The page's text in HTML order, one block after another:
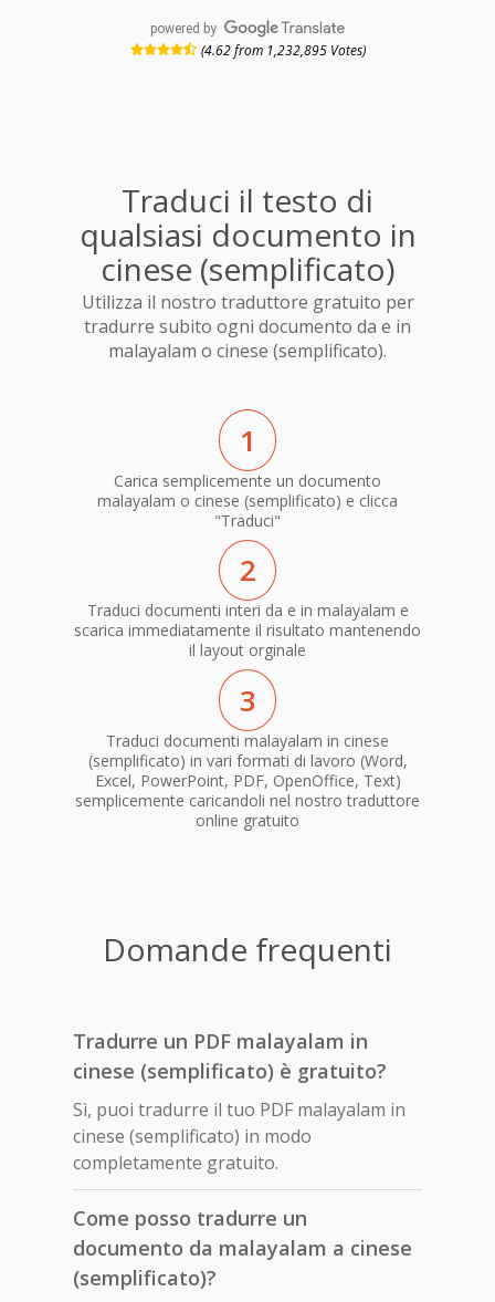
powered by
(4.62 from 1,232,895 Votes)
Traduci il testo di
qualsiasi documento in
cinese (semplificato)
Utilizza il nostro traduttore gratuito per
tradurre subito ogni documento da e in
malayalam o cinese (semplificato).
1
Carica semplicemente un documento
malayalam o cinese (semplificato) e clicca
"Traduci"
2
Traduci documenti interi da e in malayalam e
scarica immediatamente il risultato mantenendo
il layout orginale
3
Traduci documenti malayalam in cinese
(semplificato) in vari formati di lavoro (Word,
Excel, PowerPoint, PDF, OpenOffice, Text)
semplicemente caricandoli nel nostro traduttore
online gratuito
Domande frequenti
Tradurre un PDF malayalam in
cinese (semplificato) è gratuito?
Sì, puoi tradurre il tuo PDF malayalam in
cinese (semplificato) in modo
completamente gratuito.
Come posso tradurre un
documento da malayalam a cinese
(semplificato)?